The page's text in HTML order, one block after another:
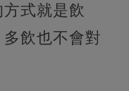
式就是飲
飲也不會對